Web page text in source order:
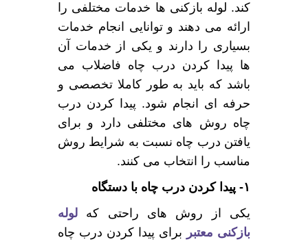
کند. لوله بازکنی ها خدمات مختلفی را
ارائه می دهند و توانایی انجام خدمات
بسیاری را دارند و یکی از خدمات آن
ها پیدا کردن درب چاه فاضلاب می
باشد که باید به طور کاملا تخصصی و
حرفه ای انجام شود. پیدا کردن درب
چاه روش های مختلفی دارد و برای
یافتن درب چاه نسبت به شرایط روش
مناسب را انتخاب می کنند.
۱- پیدا کردن درب چاه با دستگاه
یکی از روش های راحتی که لوله
بازکنی معتبر برای پیدا کردن درب چاه